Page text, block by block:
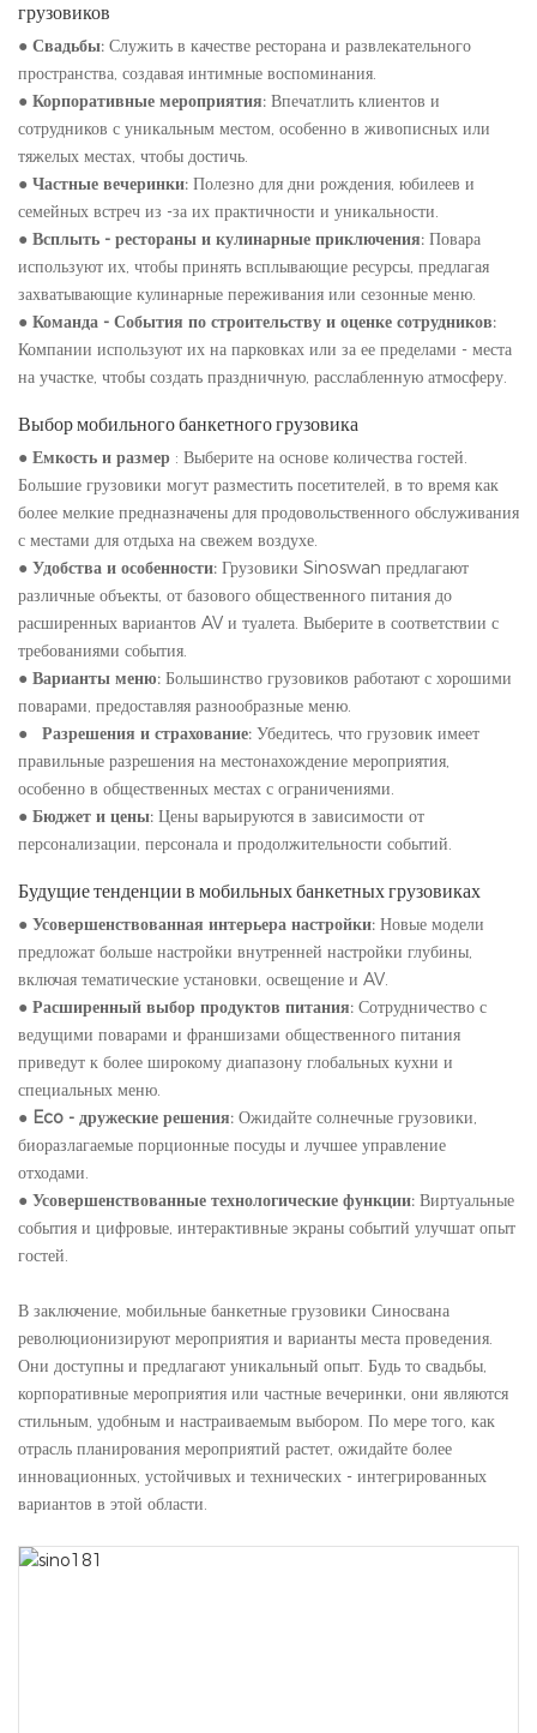
грузовиков
● Свадьбы: Служить в качестве ресторана и развлекательного
пространства, создавая интимные воспоминания.
● Корпоративные мероприятия: Впечатлить клиентов и
сотрудников с уникальным местом, особенно в живописных или
тяжелых местах, чтобы достичь.
● Частные вечеринки: Полезно для дни рождения, юбилеев и
семейных встреч из -за их практичности и уникальности.
● Всплыть - рестораны и кулинарные приключения: Повара
используют их, чтобы принять всплывающие ресурсы, предлагая
захватывающие кулинарные переживания или сезонные меню.
● Команда - События по строительству и оценке сотрудников:
Компании используют их на парковках или за ее пределами - места
на участке, чтобы создать праздничную, расслабленную атмосферу.
Выбор мобильного банкетного грузовика
● Емкость и размер : Выберите на основе количества гостей.
Большие грузовики могут разместить посетителей, в то время как
более мелкие предназначены для продовольственного обслуживания
с местами для отдыха на свежем воздухе.
● Удобства и особенности: Грузовики Sinoswan предлагают
различные объекты, от базового общественного питания до
расширенных вариантов AV и туалета. Выберите в соответствии с
требованиями события.
● Варианты меню: Большинство грузовиков работают с хорошими
поварами, предоставляя разнообразные меню.
●
Разрешения и страхование: Убедитесь, что грузовик имеет
правильные разрешения на местонахождение мероприятия,
особенно в общественных местах с ограничениями.
● Бюджет и цены: Цены варьируются в зависимости от
персонализации, персонала и продолжительности событий.
Будущие тенденции в мобильных банкетных грузовиках
● Усовершенствованная интерьера настройки: Новые модели
предложат больше настройки внутренней настройки глубины,
включая тематические установки, освещение и AV.
● Расширенный выбор продуктов питания: Сотрудничество с
ведущими поварами и франшизами общественного питания
приведут к более широкому диапазону глобальных кухни и
специальных меню.
● Eco - дружеские решения: Ожидайте солнечные грузовики,
биоразлагаемые порционные посуды и лучшее управление
отходами.
● Усовершенствованные технологические функции: Виртуальные
события и цифровые, интерактивные экраны событий улучшат опыт
гостей.
В заключение, мобильные банкетные грузовики Синосвана
революционизируют мероприятия и варианты места проведения.
Они доступны и предлагают уникальный опыт. Будь то свадьбы,
корпоративные мероприятия или частные вечеринки, они являются
стильным, удобным и настраиваемым выбором. По мере того, как
отрасль планирования мероприятий растет, ожидайте более
инновационных, устойчивых и технических - интегрированных
вариантов в этой области.